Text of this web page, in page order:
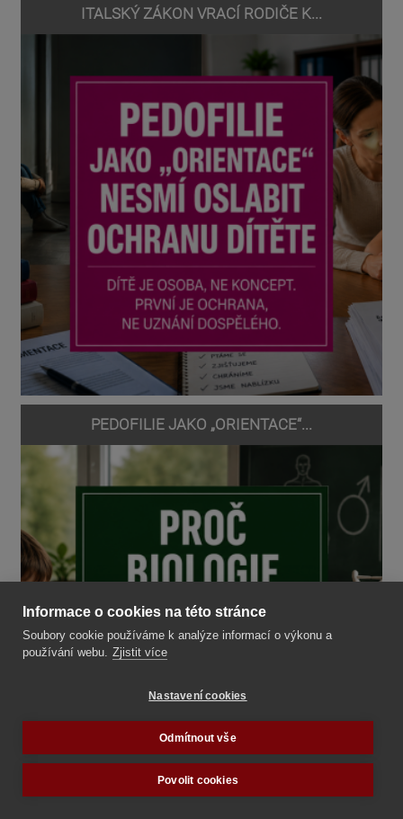
ITALSKÝ ZÁKON VRACÍ RODIČE K...
PEDOFILIE JAKO „ORIENTACE“...
Informace o cookies na této stránce
Soubory cookie používáme k analýze informací o výkonu a
používání webu. Zjistit více
Nastavení cookies
Odmítnout vše
Povolit cookies